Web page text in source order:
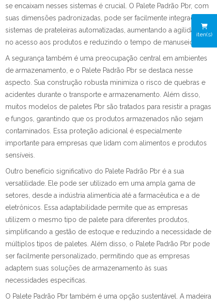
iten(s)
se encaixam nesses sistemas é crucial. O Palete Padrão Pbr, com
suas dimensões padronizadas, pode ser facilmente integrado a
sistemas de prateleiras automatizadas, aumentando a agilidade
no acesso aos produtos e reduzindo o tempo de manuseio.
A segurança também é uma preocupação central em ambientes
de armazenamento, e o Palete Padrão Pbr se destaca nesse
aspecto. Sua construção robusta minimiza o risco de quebras e
acidentes durante o transporte e armazenamento. Além disso,
muitos modelos de paletes Pbr são tratados para resistir a pragas
e fungos, garantindo que os produtos armazenados não sejam
contaminados. Essa proteção adicional é especialmente
importante para empresas que lidam com alimentos e produtos
sensíveis.
Outro benefício significativo do Palete Padrão Pbr é a sua
versatilidade. Ele pode ser utilizado em uma ampla gama de
setores, desde a indústria alimentícia até a farmacêutica e a de
eletrônicos. Essa adaptabilidade permite que as empresas
utilizem o mesmo tipo de palete para diferentes produtos,
simplificando a gestão de estoque e reduzindo a necessidade de
múltiplos tipos de paletes. Além disso, o Palete Padrão Pbr pode
ser facilmente personalizado, permitindo que as empresas
adaptem suas soluções de armazenamento às suas
necessidades específicas.
O Palete Padrão Pbr também é uma opção sustentável. A madeira